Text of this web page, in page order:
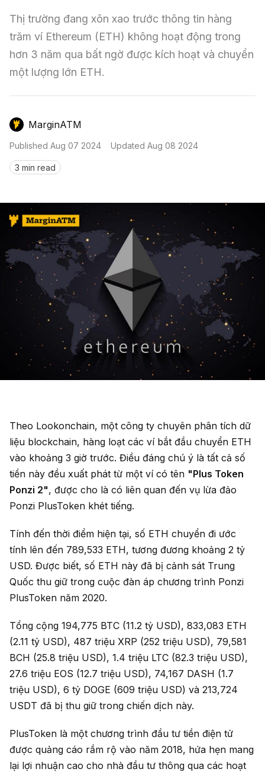
Sàn Giao Dịch
Công Cụ Đầu Tư
Mô Hình Biểu Đồ Giá
GameFi
Thị trường đang xôn xao trước thông tin hàng
trăm ví Ethereum (ETH) không hoạt động trong
hơn 3 năm qua bất ngờ được kích hoạt và chuyển
một lượng lớn ETH.
MarginATM
Published Aug 07 2024 Updated Aug 08 2024
3 min read
Theo Lookonchain, một công ty chuyên phân tích dữ
liệu blockchain, hàng loạt các ví bắt đầu chuyển ETH
vào khoảng 3 giờ trước. Điều đáng chú ý là tất cả số
tiền này đều xuất phát từ một ví có tên "Plus Token
Ponzi 2", được cho là có liên quan đến vụ lừa đảo
Ponzi PlusToken khét tiếng.
Tính đến thời điểm hiện tại, số ETH chuyển đi ước
tính lên đến 789,533 ETH, tương đương khoảng 2 tỷ
USD. Được biết, số ETH này đã bị cảnh sát Trung
Quốc thu giữ trong cuộc đàn áp chương trình Ponzi
PlusToken năm 2020.
Tổng cộng 194,775 BTC (11.2 tỷ USD), 833,083 ETH
(2.11 tỷ USD), 487 triệu XRP (252 triệu USD), 79,581
BCH (25.8 triệu USD), 1.4 triệu LTC (82.3 triệu USD),
27.6 triệu EOS (12.7 triệu USD), 74,167 DASH (1.7
triệu USD), 6 tỷ DOGE (609 triệu USD) và 213,724
USDT đã bị thu giữ trong chiến dịch này.
PlusToken là một chương trình đầu tư tiền điện tử
được quảng cáo rầm rộ vào năm 2018, hứa hẹn mang
lại lợi nhuận cao cho nhà đầu tư thông qua các hoạt